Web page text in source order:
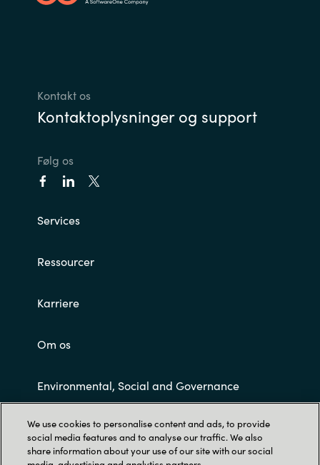
Switzerland
United States
Kontakt os
Kontaktoplysninger og support
Følg os
Services
Ressourcer
Karriere
Om os
Environmental, Social and Governance
Customer Terms and Conditions
We use cookies to personalise content and ads, to provide
social media features and to analyse our traffic. We also
share information about your use of our site with our social